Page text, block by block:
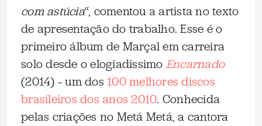
com astúcia“, comentou a artista no texto
de apresentação do trabalho. Esse é o
primeiro álbum de Marçal em carreira
solo desde o elogiadíssimo Encarnado
(2014) – um dos 100 melhores discos
brasileiros dos anos 2010. Conhecida
pelas criações no Metá Metá, a cantora